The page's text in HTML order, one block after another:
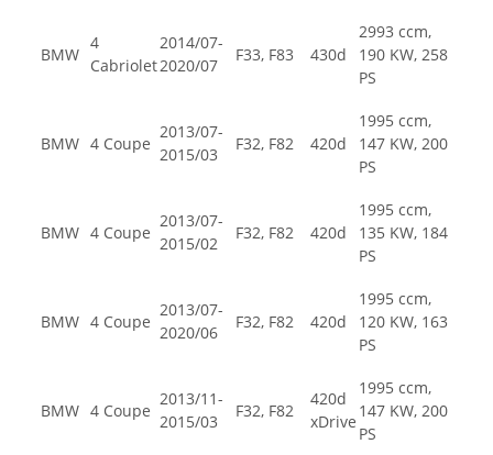
BMW
4
Cabriolet
2014/07-
2020/07
F33, F83 430d
2993 ccm,
190 KW, 258
PS
BMW 4 Coupe
2013/07-
2015/03
F32, F82 420d
1995 ccm,
147 KW, 200
PS
BMW 4 Coupe
2013/07-
2015/02
F32, F82 420d
1995 ccm,
135 KW, 184
PS
BMW 4 Coupe
2013/07-
2020/06
F32, F82 420d
1995 ccm,
120 KW, 163
PS
BMW 4 Coupe
2013/11-
2015/03
F32, F82
420d
xDrive
1995 ccm,
147 KW, 200
PS